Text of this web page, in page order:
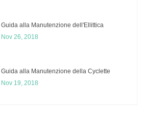
​Guida alla Manutenzione dell'Ellittica
Nov 26, 2018
Guida alla Manutenzione della Cyclette
Nov 19, 2018